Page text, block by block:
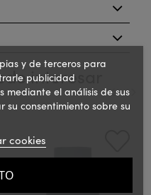
interesar
y de terceros para
publicidad
mediante el análisis de sus
consentimiento sobre su
cookies